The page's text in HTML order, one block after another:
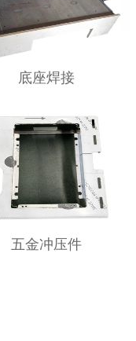
底座焊接
五金冲压件